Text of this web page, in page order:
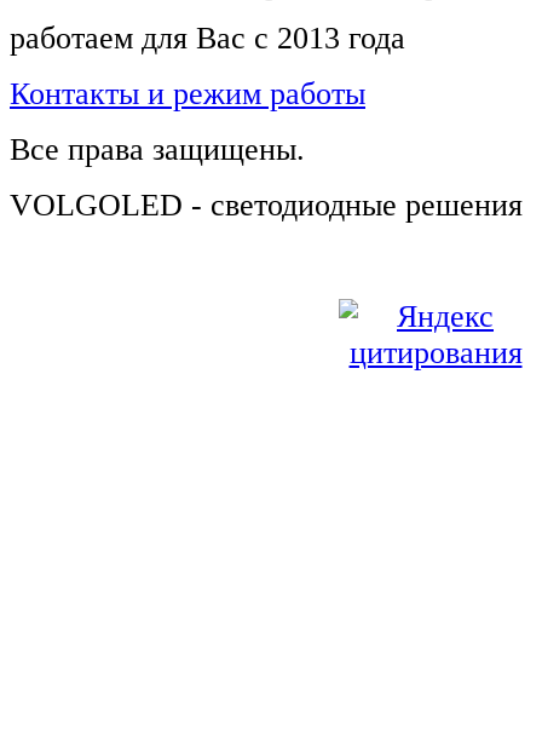
работаем для Вас с 2013 года
Контакты и режим работы
Все права защищены.
VOLGOLED - светодиодные решения